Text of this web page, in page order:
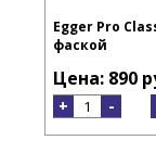
Egger Pro
фаской
Цена: 890
+ -